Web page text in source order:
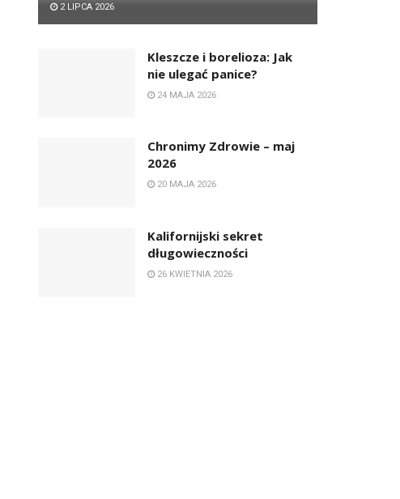
2 LIPCA 2026
Kleszcze i borelioza: Jak
nie ulegać panice?
24 MAJA 2026
Chronimy Zdrowie ­– maj
2026
20 MAJA 2026
Kalifornijski sekret
długowieczności
26 KWIETNIA 2026